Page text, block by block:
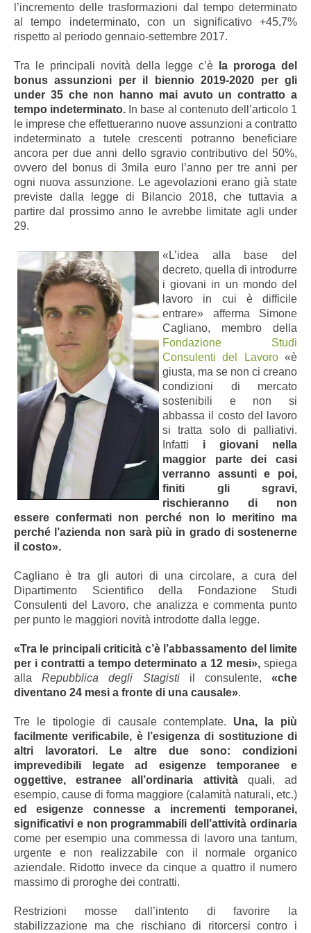
l’incremento delle trasformazioni dal tempo determinato
al tempo indeterminato, con un significativo +45,7%
rispetto al periodo gennaio-settembre 2017.
Tra le principali novità della legge c’è la proroga del
bonus assunzioni per il biennio 2019-2020 per gli
under 35 che non hanno mai avuto un contratto a
tempo indeterminato. In base al contenuto dell’articolo 1
le imprese che effettueranno nuove assunzioni a contratto
indeterminato a tutele crescenti potranno beneficiare
ancora per due anni dello sgravio contributivo del 50%,
ovvero del bonus di 3mila euro l’anno per tre anni per
ogni nuova assunzione. Le agevolazioni erano già state
previste dalla legge di Bilancio 2018, che tuttavia a
partire dal prossimo anno le avrebbe limitate agli under
29.
«L’idea alla base del
decreto, quella di introdurre
i giovani in un mondo del
lavoro in cui è difficile
entrare» afferma Simone
Cagliano, membro della
Fondazione Studi
Consulenti del Lavoro«è
giusta, ma se non ci creano
condizioni di mercato
sostenibili e non si
abbassa il costo del lavoro
si tratta solo di palliativi.
Infatti i giovani nella
maggior parte dei casi
verranno assunti e poi,
finiti gli sgravi,
rischieranno di non
essere confermati non perché non lo meritino ma
perché l’azienda non sarà più in grado di sostenerne
il costo».
Cagliano è tra gli autori di una circolare, a cura del
Dipartimento Scientifico della Fondazione Studi
Consulenti del Lavoro, che analizza e commenta punto
per punto le maggiori novità introdotte dalla legge.
«Tra le principali criticità c’è l’abbassamento del limite
per i contratti a tempo determinato a 12 mesi», spiega
allaRepubblica degli Stagistiil consulente,«che
diventano 24 mesi a fronte di una causale».
Tre le tipologie di causale contemplate. Una, la più
facilmente verificabile, è l’esigenza di sostituzione di
altri lavoratori. Le altre due sono: condizioni
imprevedibili legate ad esigenze temporanee e
oggettive, estranee all’ordinaria attivitàquali, ad
esempio, cause di forma maggiore (calamità naturali, etc.)
ed esigenze connesse a incrementi temporanei,
significativi e non programmabili dell’attività ordinaria
come per esempio una commessa di lavoro una tantum,
urgente e non realizzabile con il normale organico
aziendale. Ridotto invece da cinque a quattro il numero
massimo di proroghe dei contratti.
Restrizioni mosse dall’intento di favorire la
stabilizzazione ma che rischiano di ritorcersi contro i